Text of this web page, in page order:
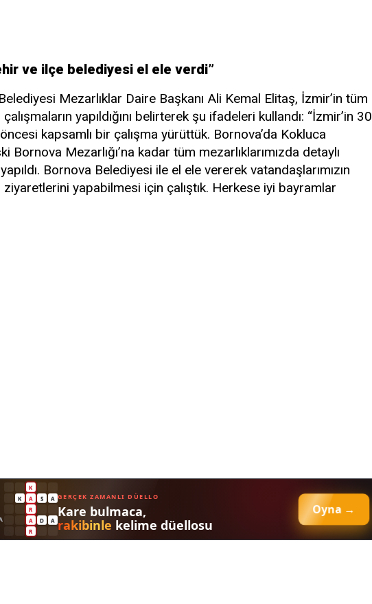
ve ilçe belediyesi el ele verdi”
Mezarlıklar Daire Başkanı Ali Kemal Elitaş, İzmir’in tüm
yapıldığını belirterek şu ifadeleri kullandı: “İzmir’in 30
kapsamlı bir çalışma yürüttük. Bornova’da Kokluca
Bornova Mezarlığı’na kadar tüm mezarlıklarımızda detaylı
Bornova Belediyesi ile el ele vererek vatandaşlarımızın
yapabilmesi için çalıştık. Herkese iyi bayramlar